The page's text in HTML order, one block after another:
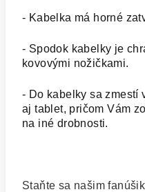
- Kabelka má horné
- Spodok kabelky je
kovovými nožičkami.
- Do kabelky sa zmestí
aj tablet, pričom Vám
na iné drobnosti.
Staňte sa našim